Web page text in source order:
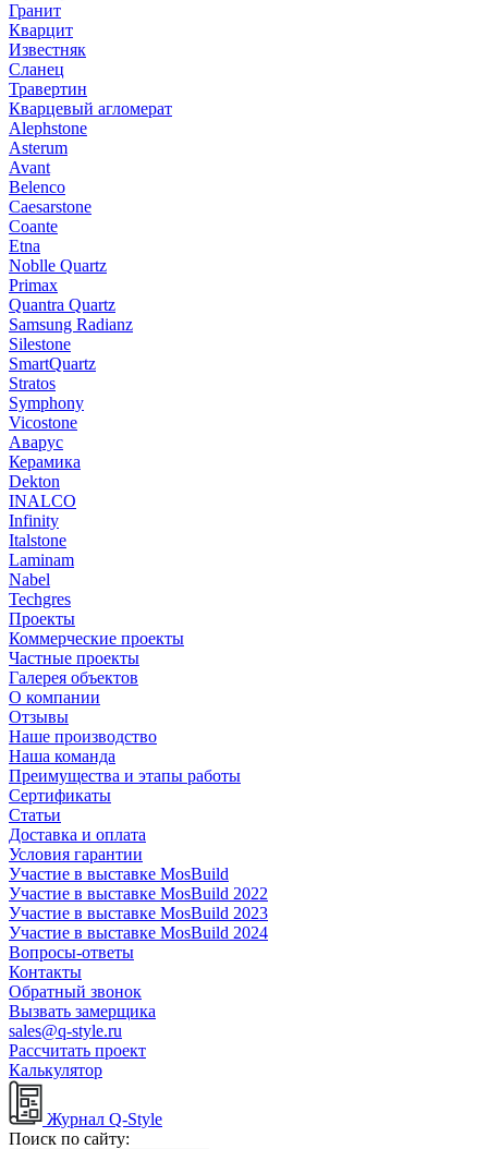
Гранит
Кварцит
Известняк
Сланец
Травертин
Кварцевый агломерат
Alephstone
Asterum
Avant
Belenco
Caesarstone
Coante
Etna
Noblle Quartz
Primax
Quantra Quartz
Samsung Radianz
Silestone
SmartQuartz
Stratos
Symphony
Vicostone
Аварус
Керамика
Dekton
INALCO
Infinity
Italstone
Laminam
Nabel
Techgres
Проекты
Коммерческие проекты
Частные проекты
Галерея объектов
О компании
Отзывы
Наше производство
Наша команда
Преимущества и этапы работы
Сертификаты
Статьи
Доставка и оплата
Условия гарантии
Участие в выставке MosBuild
Участие в выставке MosBuild 2022
Участие в выставке MosBuild 2023
Участие в выставке MosBuild 2024
Вопросы-ответы
Контакты
Обратный звонок
Вызвать замерщика
sales@q-style.ru
Рассчитать проект
Калькулятор
Журнал Q-Style
Поиск по сайту: